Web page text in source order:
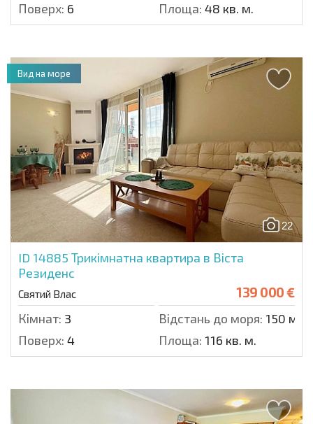
Поверх: 6 Площа: 48 кв. м.
22
ID 14885 Трикімнатна квартира в Віста
Резиденс
Святий Влас 139 000 €
Кімнат: 3 Відстань до моря: 150 м.
Поверх: 4 Площа: 116 кв. м.
Вид на море